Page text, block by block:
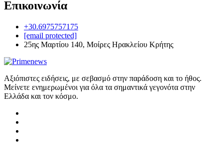
Επικοινωνία
+30.6975757175
[email protected]
25ης Μαρτίου 140, Μοίρες Ηρακλείου Κρήτης
Αξιόπιστες ειδήσεις, με σεβασμό στην παράδοση και το ήθος.
Μείνετε ενημερωμένοι για όλα τα σημαντικά γεγονότα στην
Ελλάδα και τον κόσμο.